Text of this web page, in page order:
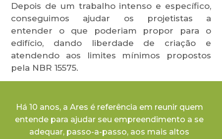
Depois de um trabalho intenso e específico,
conseguimos ajudar os projetistas a
entender o que poderiam propor para o
edifício, dando liberdade de criação e
atendendo aos limites mínimos propostos
pela NBR 15575.
Há 10 anos, a Ares é referência em reunir quem
entende para ajudar seu empreendimento a se
adequar, passo-a-passo, aos mais altos